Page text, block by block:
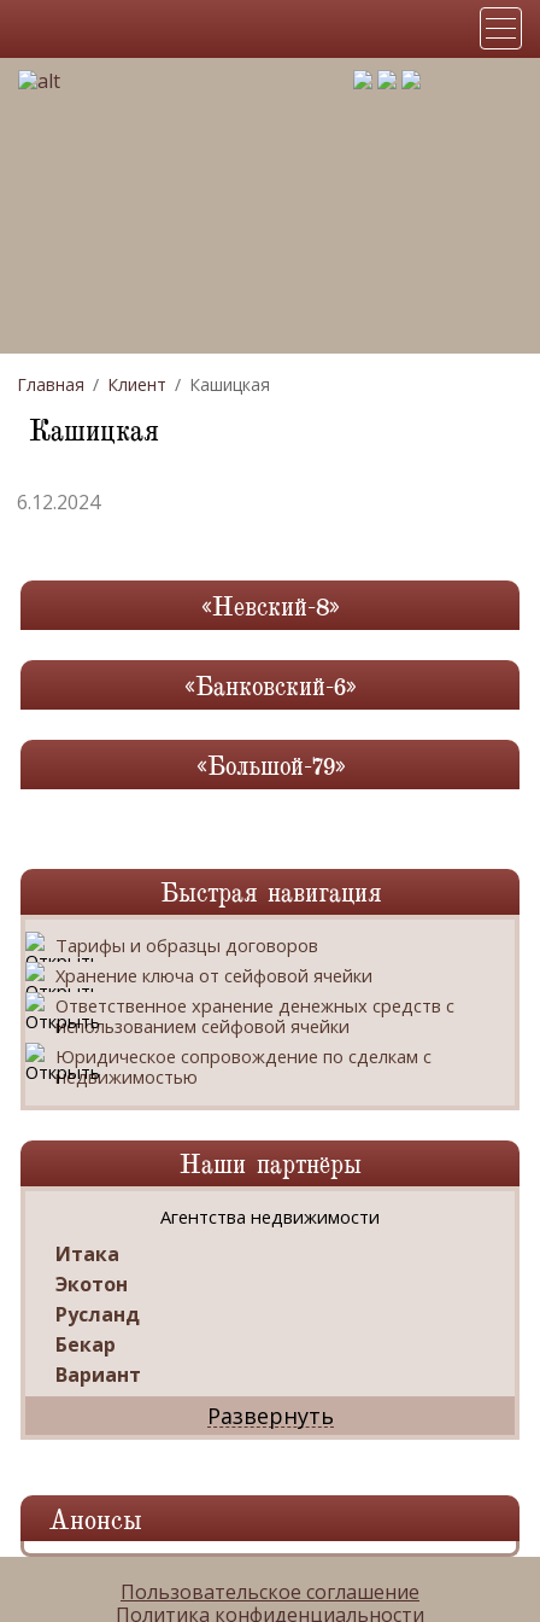
«Невский-8»
«Банковский-6»
«Большой-79»
Главная Клиент Кашицкая
Кашицкая
6.12.2024
Быстрая навигация
Тарифы и образцы договоров
Хранение ключа от сейфовой ячейки
Ответственное хранение денежных средств с
использованием сейфовой ячейки
Юридическое сопровождение по сделкам с
недвижимостью
Наши партнёры
Агентства недвижимости
Итака
Экотон
Русланд
Бекар
Вариант
Дриада
Реал
Ваш Дом
Александр
Мир квартир
Панорама
Анонсы
Пользовательское соглашение
Политика конфиденциальности